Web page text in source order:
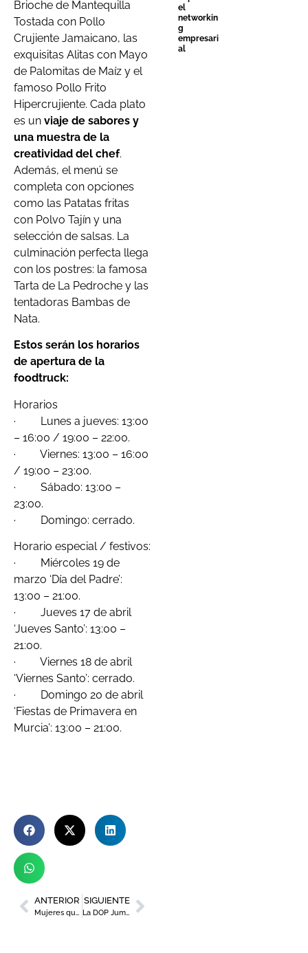
Brioche de Mantequilla
Tostada con Pollo
Crujiente Jamaicano, las
exquisitas Alitas con Mayo
de Palomitas de Maíz y el
famoso Pollo Frito
Hipercrujiente. Cada plato
es un viaje de sabores y
una muestra de la
creatividad del chef.
Además, el menú se
completa con opciones
como las Patatas fritas
con Polvo Tajín y una
selección de salsas. La
culminación perfecta llega
con los postres: la famosa
Tarta de La Pedroche y las
tentadoras Bambas de
Nata.
Estos serán los horarios
de apertura de la
foodtruck:
Horarios
· Lunes a jueves: 13:00
– 16:00 / 19:00 – 22:00.
· Viernes: 13:00 – 16:00
/ 19:00 – 23:00.
· Sábado: 13:00 –
23:00.
· Domingo: cerrado.
Horario especial / festivos:
· Miércoles 19 de
marzo ‘Día del Padre’:
13:00 – 21:00.
· Jueves 17 de abril
‘Jueves Santo’: 13:00 –
21:00.
· Viernes 18 de abril
‘Viernes Santo’: cerrado.
· Domingo 20 de abril
‘Fiestas de Primavera en
Murcia’: 13:00 – 21:00.
ANTERIOR
Mujeres que lideran en transformación digital e inteligencia artificial protagonizan una jornada en la UMU
SIGUIENTE
La DOP Jumilla dará inicio a la Semana Santa con su tradicional feria de vinos
el
networkin
g
empresari
al